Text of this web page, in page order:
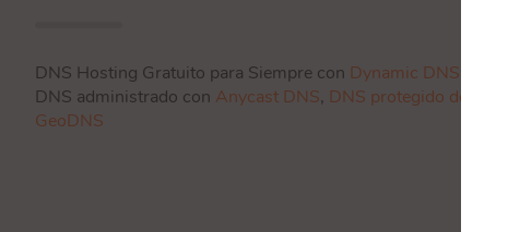
DNS Hosting Gratuito para Siempre con Dynamic DNS
DNS administrado con Anycast DNS, DNS protegido de DDoS
GeoDNS